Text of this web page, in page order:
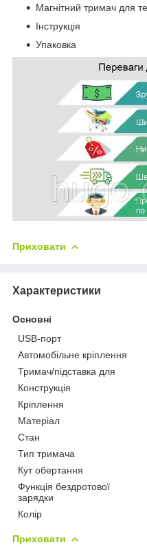
Магнітний тримач для
Інструкція
Упаковка
Приховати
Характеристики
Основні
USB-порт
Автомобільне кріплення
Тримач/підставка для
Конструкція
Кріплення
Матеріал
Стан
Тип тримача
Кут обертання
Функція бездротової
зарядки
Колір
Приховати